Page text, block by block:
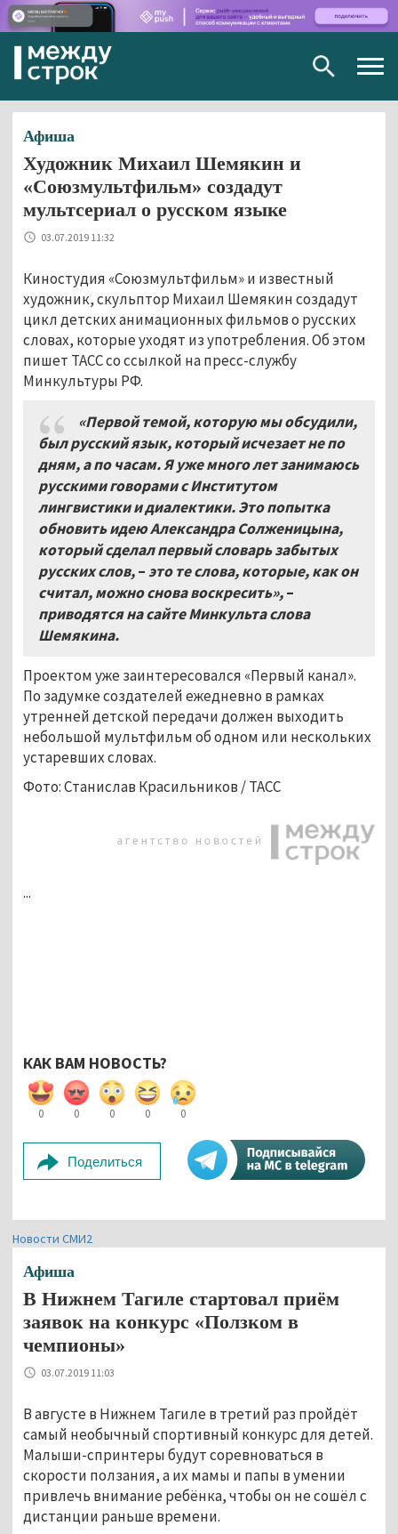
Афиша
Художник Михаил Шемякин и
«Союзмультфильм» создадут
мультсериал о русском языке
03.07.2019 11:32
Киностудия «Союзмультфильм» и известный
художник, скульптор Михаил Шемякин создадут
цикл детских анимационных фильмов о русских
словах, которые уходят из употребления. Об этом
пишет ТАСС со ссылкой на пресс-службу
Минкультуры РФ.
«Первой темой, которую мы обсудили,
был русский язык, который исчезает не по
дням, а по часам. Я уже много лет занимаюсь
русскими говорами с Институтом
лингвистики и диалектики. Это попытка
обновить идею Александра Солженицына,
который сделал первый словарь забытых
русских слов,–это те слова, которые, как он
считал, можно снова воскресить»,–
приводятся на сайте Минкульта слова
Шемякина.
Проектом уже заинтересовался «Первый канал».
По задумке создателей ежедневно в рамках
утренней детской передачи должен выходить
небольшой мультфильм об одном или нескольких
устаревших словах.
Фото: Станислав Красильников / ТАСС
...
КАК ВАМ НОВОСТЬ?
0 0 0 0 0
Поделиться
Новости СМИ2
Афиша
В Нижнем Тагиле стартовал приём
заявок на конкурс «Ползком в
чемпионы»
03.07.2019 11:03
В августе в Нижнем Тагиле в третий раз пройдёт
самый необычный спортивный конкурс для детей.
Малыши-спринтеры будут соревноваться в
скорости ползания, а их мамы и папы в умении
привлечь внимание ребёнка, чтобы он не сошёл с
дистанции раньше времени.